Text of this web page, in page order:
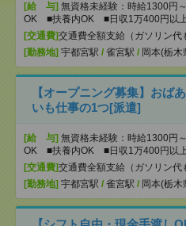
[給 与] 無資格未経験：時給1300円
OK ■扶養内OK ■日収1万400円以
[交通費]交通費全額支給（ガソリン代
[勤務地] 宇都宮駅 / 雀宮駅 / 岡本(栃木
【オープニング募集】おば
いも仕事の1つ[派遣]
[給 与] 無資格未経験：時給1300円
OK ■扶養内OK ■日収1万400円以
[交通費]交通費全額支給（ガソリン代
[勤務地] 宇都宮駅 / 雀宮駅 / 岡本(栃木